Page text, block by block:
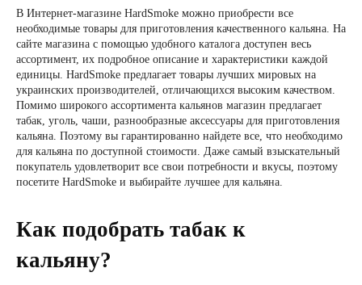
В Интернет-магазине HardSmoke можно приобрести все
необходимые товары для приготовления качественного кальяна. На
сайте магазина с помощью удобного каталога доступен весь
ассортимент, их подробное описание и характеристики каждой
единицы. HardSmoke предлагает товары лучших мировых на
украинских производителей, отличающихся высоким качеством.
Помимо широкого ассортимента кальянов магазин предлагает
табак, уголь, чаши, разнообразные аксессуары для приготовления
кальяна. Поэтому вы гарантированно найдете все, что необходимо
для кальяна по доступной стоимости. Даже самый взыскательный
покупатель удовлетворит все свои потребности и вкусы, поэтому
посетите HardSmoke и выбирайте лучшее для кальяна.
Как подобрать табак к
кальяну?